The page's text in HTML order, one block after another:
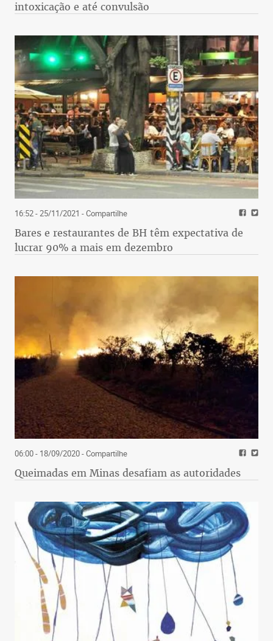
intoxicação e até convulsão
16:52 - 25/11/2021 - Compartilhe
Bares e restaurantes de BH têm expectativa de
lucrar 90% a mais em dezembro
06:00 - 18/09/2020- Compartilhe
Queimadas em Minas desafiam as autoridades